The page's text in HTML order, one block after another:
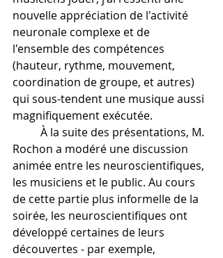
nouvelle appréciation de l'activité
neuronale complexe et de
l'ensemble des compétences
(hauteur, rythme, mouvement,
coordination de groupe, et autres)
qui sous-tendent une musique aussi
magnifiquement exécutée.
Rochon a modéré une discussion
animée entre les neuroscientifiques,
les musiciens et le public. Au cours
de cette partie plus informelle de la
soirée, les neuroscientifiques ont
développé certaines de leurs
découvertes - par exemple,